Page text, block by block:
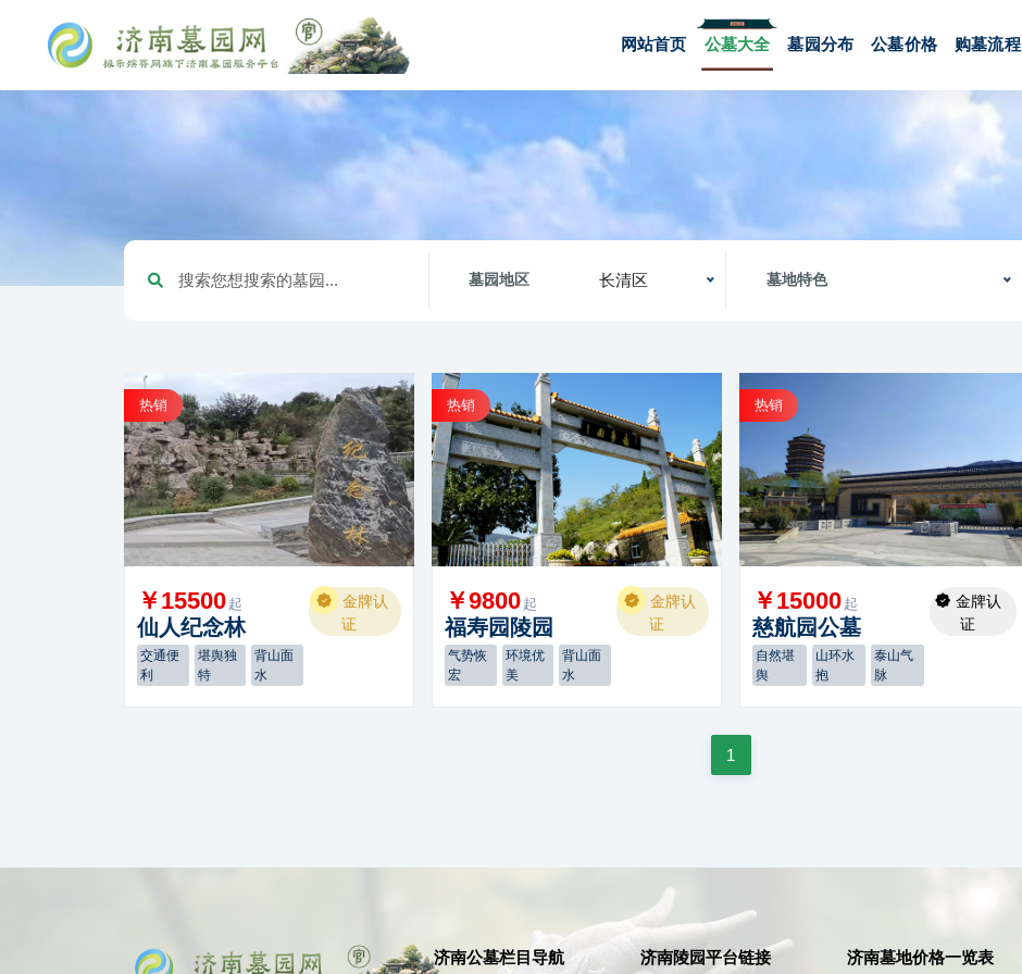
网站首页 公墓大全 墓园分布 公墓价格 购墓流程
墓园地区 长清区 墓地特色
热销
￥15500 起
仙人纪念林
交通便
利
堪舆独
特
背山面
水
金牌认
证
热销
￥9800 起
福寿园陵园
气势恢
宏
环境优
美
背山面
水
金牌认
证
热销
￥15000 起
慈航园公墓
自然堪
舆
山环水
抱
泰山气
脉
金牌认
证
1
济南公墓栏目导航 济南陵园平台链接 济南墓地价格一览表